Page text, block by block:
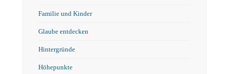
Familie und Kinder
Glaube entdecken
Hintergründe
Höhepunkte